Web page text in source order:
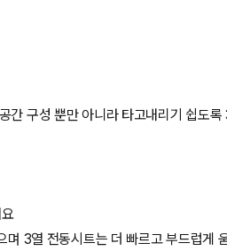
간 구성 뿐만 아니라 타고내리기 쉽도
3열 전동시트는 더 빠르고 부드럽게